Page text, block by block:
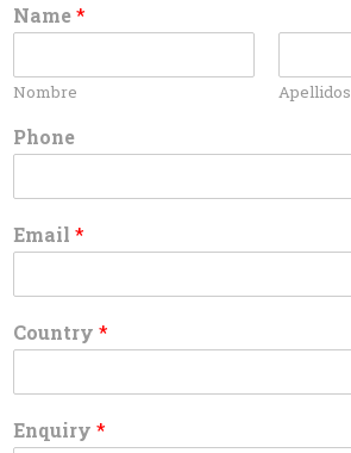
Name*
Nombre Apellidos
Phone
Email *
Country *
Enquiry *